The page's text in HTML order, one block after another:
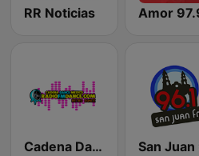
RR Noticias
Cadena Dance México